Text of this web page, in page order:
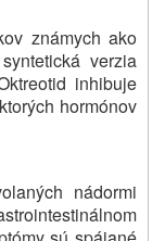
známych ako
verzia
inhibuje
hormónov
nádormi